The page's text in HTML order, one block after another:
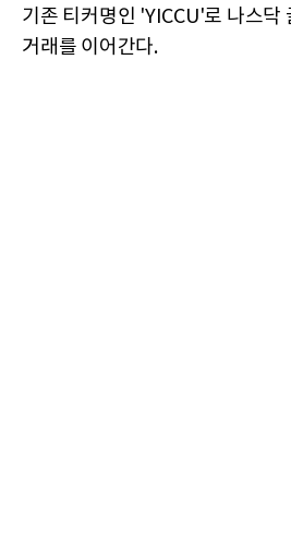
기존 티커명인 'YICCU'로 나스닥
거래를 이어간다.